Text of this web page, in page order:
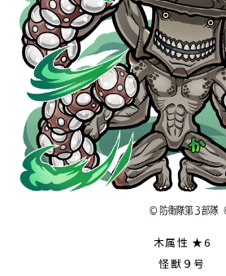
木属性 ★6
怪獣９号